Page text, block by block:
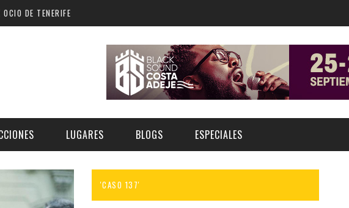
DE TENERIFE
LUGAR
LUGARES
ARTE | MUSEOS
BLOGS ESPECIALES
'CASO 137'